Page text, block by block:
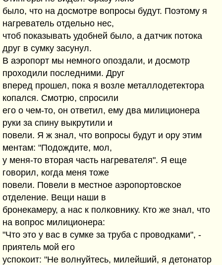
было, что на досмотре вопросы будут. Поэтому я
нагреватель отдельно нес,
чтоб показывать удобней было, а датчик потока
друг в сумку засунул.
В аэропорт мы немного опоздали, и досмотр
проходили последними. Друг
вперед прошел, пока я возле металлодетектора
копался. Смотрю, спросили
его о чем-то, он ответил, ему два милиционера
руки за спину выкрутили и
повели. Я ж знал, что вопросы будут и ору этим
ментам: "Подождите, мол,
у меня-то вторая часть нагревателя". Я еще
говорил, когда меня тоже
повели. Повели в местное аэропортовское
отделение. Вещи наши в
бронекамеру, а нас к полковнику. Кто же знал, что
на вопрос милиционера:
"Что это у вас в сумке за труба с проводками", -
приятель мой его
успокоит: "Не волнуйтесь, милейший, я детонатор